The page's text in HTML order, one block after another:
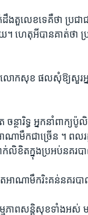
តួលេខទេគឺថា ប្រជាជ
យ។ ហេតុអីបានគាត់ថា
កសុខ ផលសុំឱ្យសួរអ្នក
ថារិទ្ធ អ្នកនាំពាក្យ
ណាមឹកជាច្រើន ។ ព
លិខិតក្នុងប្រអប់នគរបា
អាណាមឹករិះគន់នគរបា
ភាពសន្តិសុខទាំងអស់